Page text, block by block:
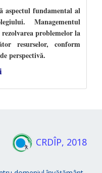
aspectul fundamental al
Managementul
problemelor la
resurselor, conform
perspectivă.
CRDÎP, 2018